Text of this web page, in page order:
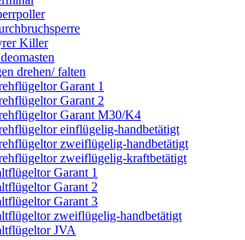
Killer
drehen/ falten
Garant 1
Garant 2
Garant M30/K4
einflügelig-handbetätigt
zweiflügelig-handbetätigt
zweiflügelig-kraftbetätigt
Garant 1
Garant 2
Garant 3
zweiflügelig-handbetätigt
JVA